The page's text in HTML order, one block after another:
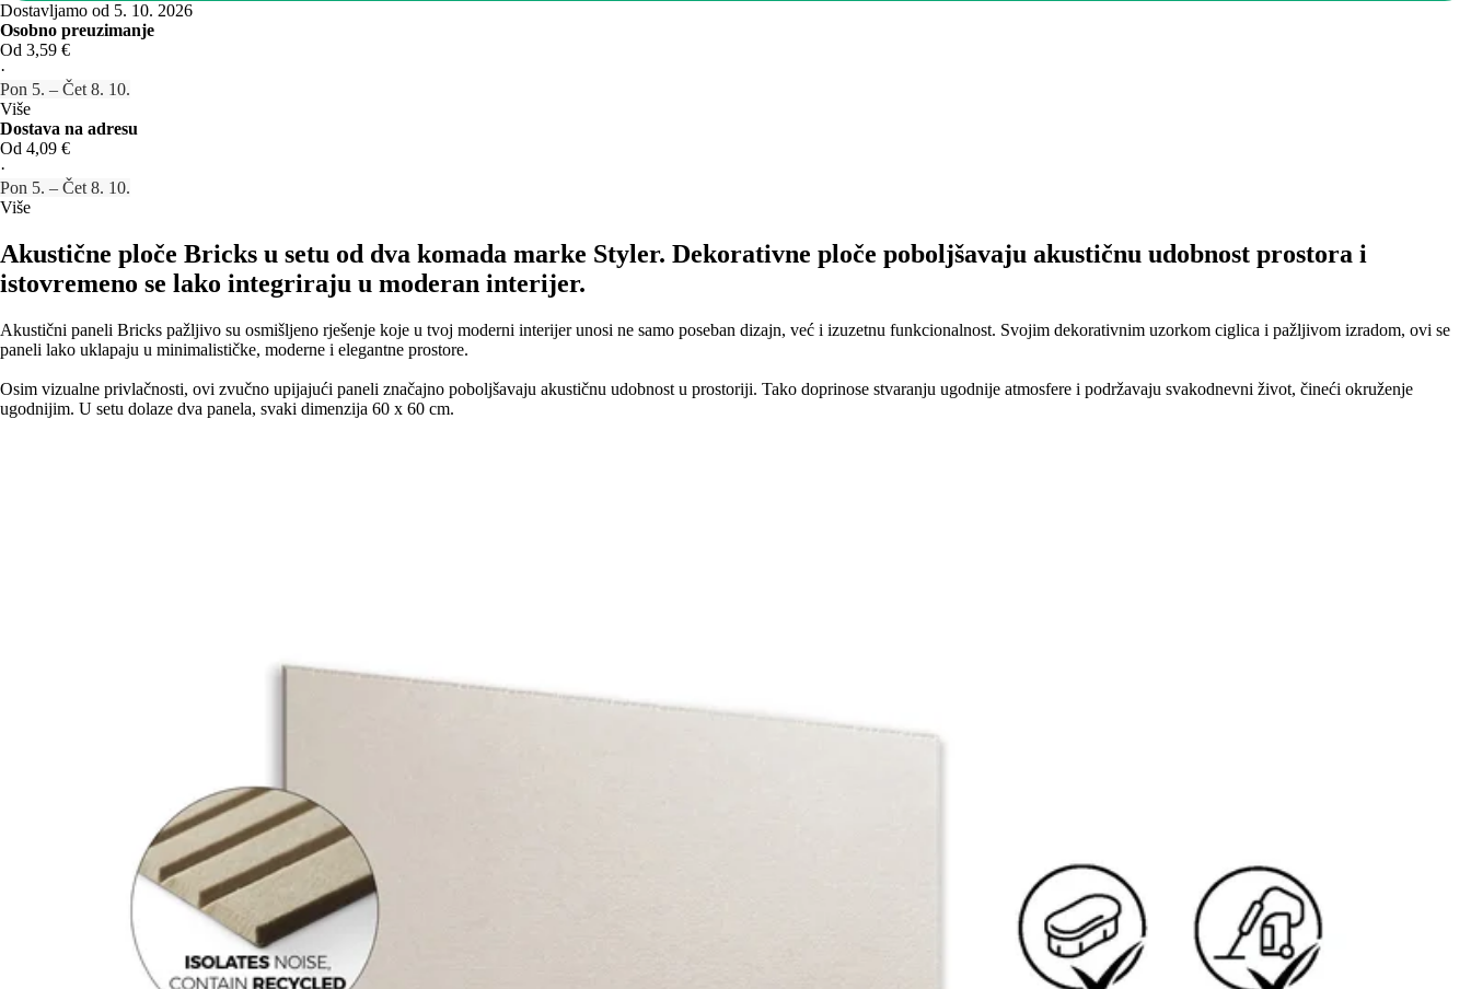
Dostavljamo od 5. 10. 2026
Osobno preuzimanje
Od 3,59 €
·
Pon 5. – Čet 8. 10.
Više
Dostava na adresu
Od 4,09 €
·
Pon 5. – Čet 8. 10.
Više
Akustične ploče Bricks u setu od dva komada marke Styler. Dekorativne ploče poboljšavaju akustičnu udobnost prostora i
istovremeno se lako integriraju u moderan interijer.
Akustični paneli Bricks pažljivo su osmišljeno rješenje koje u tvoj moderni interijer unosi ne samo poseban dizajn, već i izuzetnu funkcionalnost. Svojim dekorativnim uzorkom ciglica i pažljivom izradom, ovi se
paneli lako uklapaju u minimalističke, moderne i elegantne prostore.
Osim vizualne privlačnosti, ovi zvučno upijajući paneli značajno poboljšavaju akustičnu udobnost u prostoriji. Tako doprinose stvaranju ugodnije atmosfere i podržavaju svakodnevni život, čineći okruženje
ugodnijim. U setu dolaze dva panela, svaki dimenzija 60 x 60 cm.